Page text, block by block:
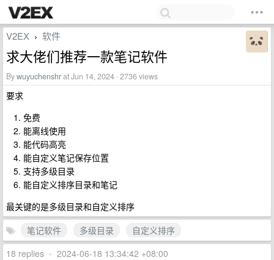
V2EX › 软件
求大佬们推荐一款笔记软件
Bywuyuchenshrat Jun 14, 2024 · 2736 views
要求
免费
能离线使用
能代码高亮
能自定义笔记保存位置
支持多级目录
能自定义排序目录和笔记
最关键的是多级目录和自定义排序
笔记软件
多级目录
自定义排序
18 replies • 2024-06-18 13:34:42 +08:00